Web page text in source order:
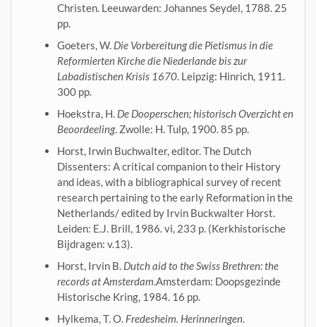
Christen. Leeuwarden: Johannes Seydel, 1788. 25
pp.
Goeters, W. Die Vorbereitung die Pietismus in die
Reformierten Kirche die Niederlande bis zur
Labadistischen Krisis 1670. Leipzig: Hinrich, 1911.
300 pp.
Hoekstra, H. De Dooperschen; historisch Overzicht en
Beoordeeling. Zwolle: H. Tulp, 1900. 85 pp.
Horst, Irwin Buchwalter, editor. The Dutch
Dissenters: A critical companion to their History
and ideas, with a bibliographical survey of recent
research pertaining to the early Reformation in the
Netherlands/ edited by Irvin Buckwalter Horst.
Leiden: E.J. Brill, 1986. vi, 233 p. (Kerkhistorische
Bijdragen: v.13).
Horst, Irvin B. Dutch aid to the Swiss Brethren: the
records at Amsterdam.Amsterdam: Doopsgezinde
Historische Kring, 1984. 16 pp.
Hylkema, T. O. Fredesheim. Herinneringen.